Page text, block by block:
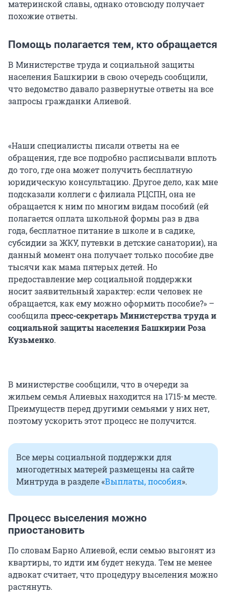
материнской славы, однако отовсюду получает
похожие ответы.
Помощь полагается тем, кто обращается
В Министерстве труда и социальной защиты
населения Башкирии в свою очередь сообщили,
что ведомство давало развернутые ответы на все
запросы гражданки Алиевой.
«Наши специалисты писали ответы на ее
обращения, где все подробно расписывали вплоть
до того, где она может получить бесплатную
юридическую консультацию. Другое дело, как мне
подсказали коллеги с филиала РЦСПН, она не
обращается к ним по многим видам пособий (ей
полагается оплата школьной формы раз в два
года, бесплатное питание в школе и в садике,
субсидии за ЖКУ, путевки в детские санатории), на
данный момент она получает только пособие две
тысячи как мама пятерых детей. Но
предоставление мер социальной поддержки
носит заявительный характер: если человек не
обращается, как ему можно оформить пособие?» –
сообщила пресс-секретарь Министерства труда и
социальной защиты населения Башкирии Роза
Кузьменко.
В министерстве сообщили, что в очереди за
жильем семья Алиевых находится на 1715-м месте.
Преимуществ перед другими семьями у них нет,
поэтому ускорить этот процесс не получится.
Все меры социальной поддержки для
многодетных матерей размещены на сайте
Минтруда в разделе «Выплаты, пособия».
Процесс выселения можно
приостановить
По словам Барно Алиевой, если семью выгонят из
квартиры, то идти им будет некуда. Тем не менее
адвокат считает, что процедуру выселения можно
растянуть.